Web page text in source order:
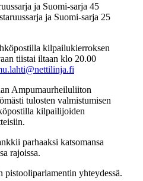
ja Suomi-sarja 45
ja Suomi-sarja 25
kilpailukierroksen
tiistai iltaan klo 20.00
Ampumaurheiluliiton
tulosten valmistumisen
kilpailijoiden
parhaaksi katsomansa
rajoissa.
pistooliparlamentin yhteydessä.